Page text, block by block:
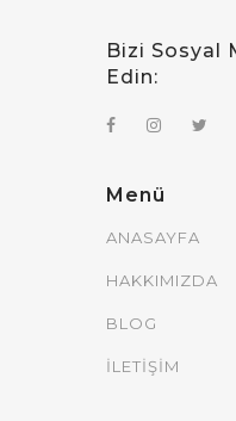
Bizi Sosyal
Edin:
Menü
ANASAYFA
HAKKIMIZDA
BLOG
İLETİŞİM